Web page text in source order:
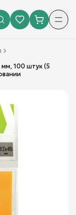
мм, 100 штук (5